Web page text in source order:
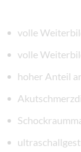
volle
volle
hoher Anteil